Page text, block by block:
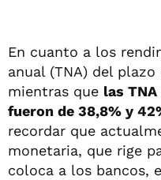
En cuanto a los
anual (TNA) del
mientras que las
fueron de 38,8% y
recordar que
monetaria, que rige
coloca a los bancos,